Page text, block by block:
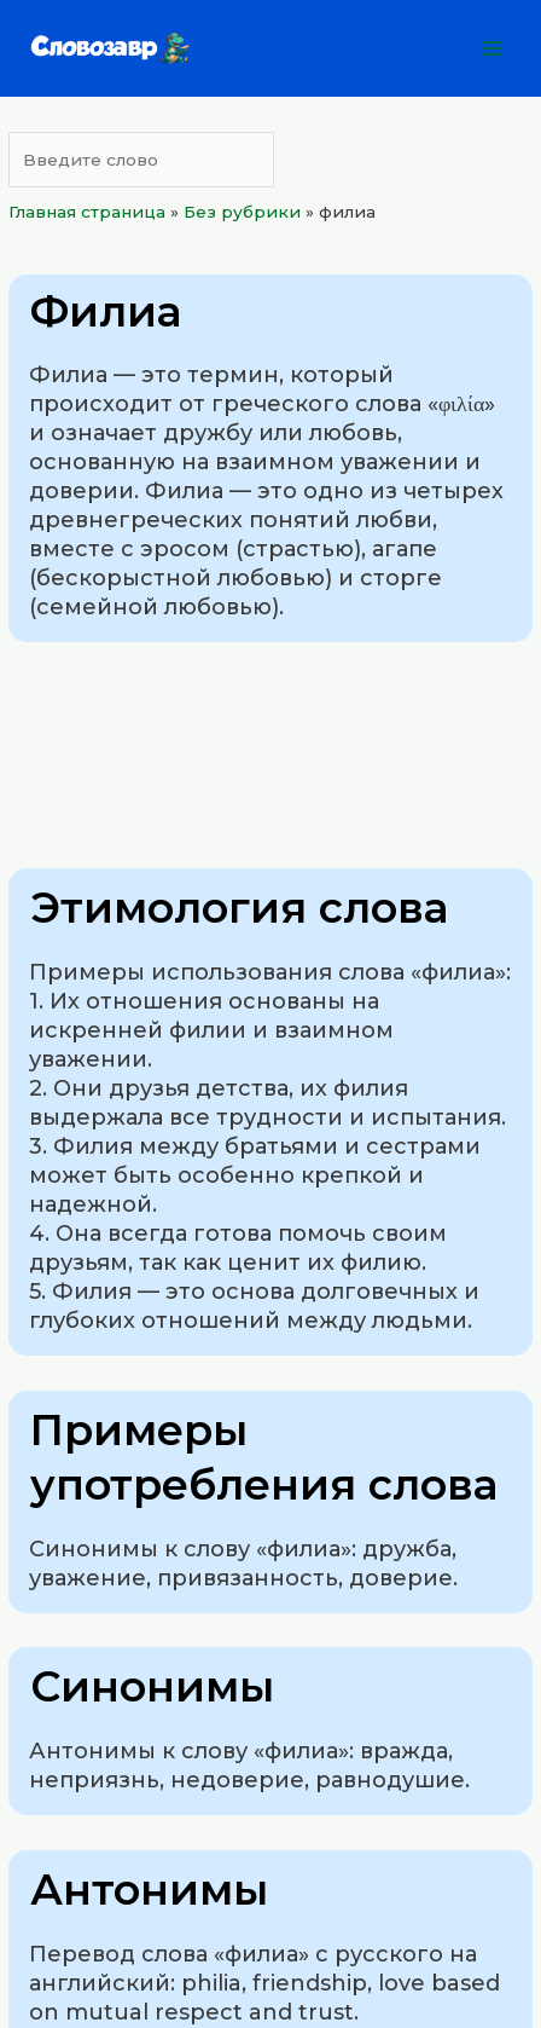
Главная страница » Без рубрики »филиа
Филиа
Филиа — это термин, который
происходит от греческого слова «φιλία»
и означает дружбу или любовь,
основанную на взаимном уважении и
доверии. Филиа — это одно из четырех
древнегреческих понятий любви,
вместе с эросом (страстью), агапе
(бескорыстной любовью) и сторге
(семейной любовью).
Этимология слова
Примеры использования слова «филиа»:
1. Их отношения основаны на
искренней филии и взаимном
уважении.
2. Они друзья детства, их филия
выдержала все трудности и испытания.
3. Филия между братьями и сестрами
может быть особенно крепкой и
надежной.
4. Она всегда готова помочь своим
друзьям, так как ценит их филию.
5. Филия — это основа долговечных и
глубоких отношений между людьми.
Примеры
употребления слова
Синонимы к слову «филиа»: дружба,
уважение, привязанность, доверие.
Синонимы
Антонимы к слову «филиа»: вражда,
неприязнь, недоверие, равнодушие.
Антонимы
Перевод слова «филиа» с русского на
английский: philia, friendship, love based
on mutual respect and trust.